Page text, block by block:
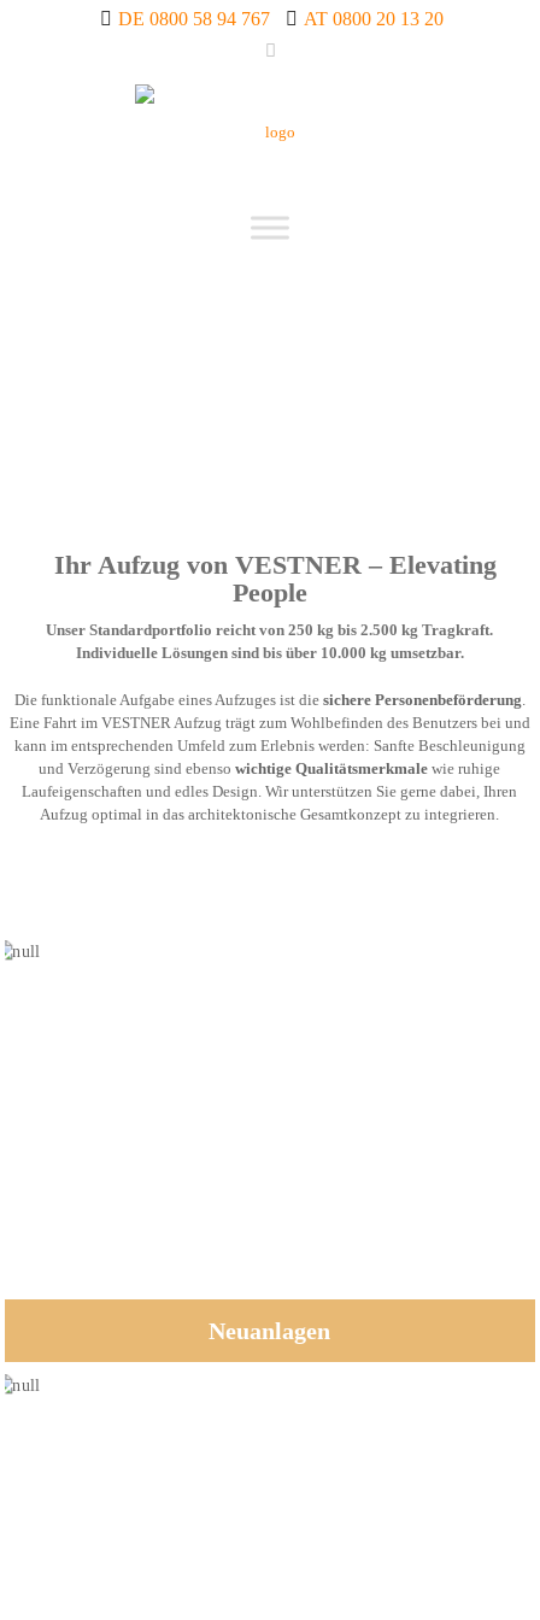
DE 0800 58 94 767 AT 0800 20 13 20
Ihr Aufzug von VESTNER – Elevating
People
Unser Standardportfolio reicht von 250 kg bis 2.500 kg Tragkraft.
Individuelle Lösungen sind bis über 10.000 kg umsetzbar.
Die funktionale Aufgabe eines Aufzuges ist die sichere Personenbeförderung
Eine Fahrt im VESTNER Aufzug trägt zum Wohlbefinden des Benutzers bei und
kann im entsprechenden Umfeld zum Erlebnis werden: Sanfte Beschleunigung
und Verzögerung sind ebensowichtige Qualitätsmerkmale wie ruhige
Laufeigenschaften und edles Design. Wir unterstützen Sie gerne dabei, Ihren
Aufzug optimal in das architektonische Gesamtkonzept zu integrieren.
Neuanlagen